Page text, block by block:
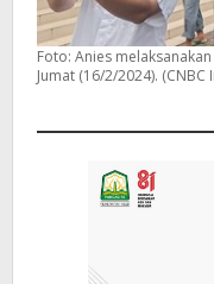
Foto: Anies
Jumat (16/2/2024).